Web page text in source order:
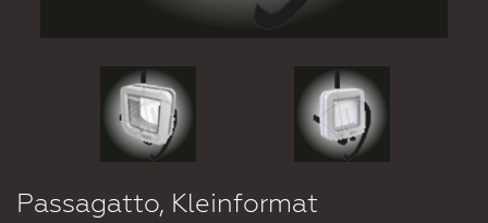
Passagatto, Kleinformat